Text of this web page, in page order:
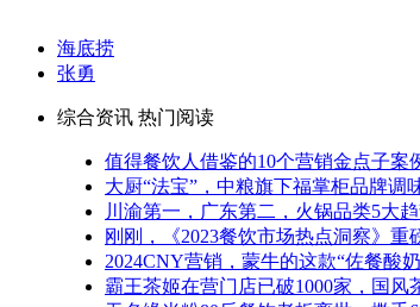
海底捞
张勇
综合资讯 热门阅读
值得餐饮人借鉴的10个营销金点子案
大厨“法宝”，中粮旗下福掌柜品牌
川渝第一，广东第二，火锅品类5大趋
刚刚，《2023餐饮市场热点洞察》
2024CNY营销，蒙牛的这款“佐餐酸
霸王茶姬在营门店已破1000家，国